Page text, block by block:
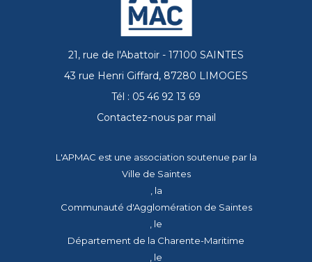
21, rue de l'Abattoir - 17100 SAINTES
43 rue Henri Giffard, 87280 LIMOGES
Tél : 05 46 92 13 69
Contactez-nous par mail
L'APMAC est une association soutenue par la
Ville de Saintes
, la
Communauté d'Agglomération de Saintes
, le
Département de la Charente-Maritime
, le